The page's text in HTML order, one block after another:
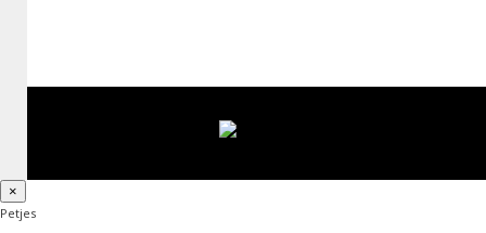
×
Petjes